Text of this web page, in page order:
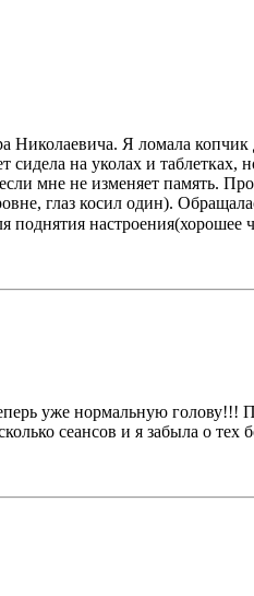
Я ломала
сидела на уколах и
мне не изменяет память.
глаз косил один).
поднятия
уже нормальную
сеансов и я забыла о